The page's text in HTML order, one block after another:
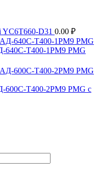
YC6T660-D31 0.00 ₽
640С-Т400-1РМ9 PMG
600С-Т400-2РМ9 PMG c